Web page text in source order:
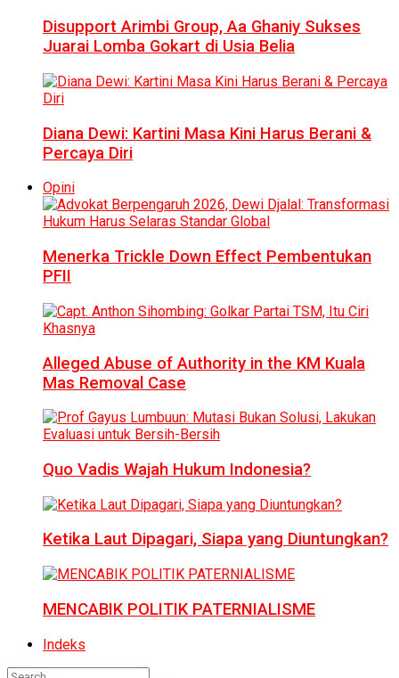
Disupport Arimbi Group, Aa Ghaniy Sukses
Juarai Lomba Gokart di Usia Belia
Diana Dewi: Kartini Masa Kini Harus Berani &
Percaya Diri
Opini
Menerka Trickle Down Effect Pembentukan
PFII
Alleged Abuse of Authority in the KM Kuala
Mas Removal Case
Quo Vadis Wajah Hukum Indonesia?
Ketika Laut Dipagari, Siapa yang Diuntungkan?
MENCABIK POLITIK PATERNIALISME
Indeks